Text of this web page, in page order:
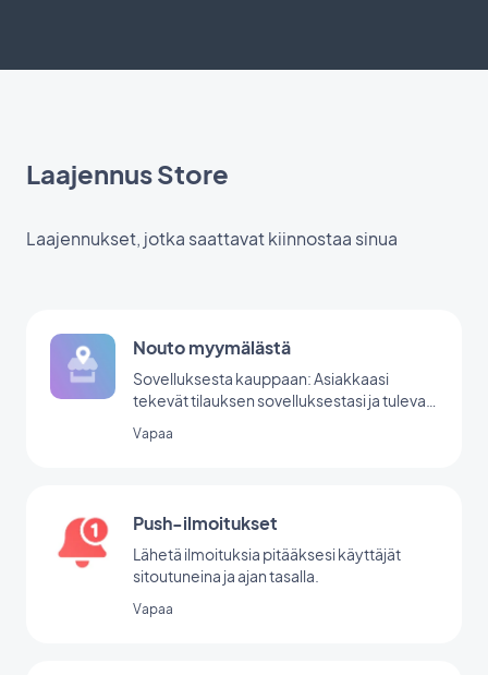
Laajennus Store
Laajennukset, jotka saattavat kiinnostaa sinua
Nouto myymälästä
Sovelluksesta kauppaan: Asiakkaasi
tekevät tilauksen sovelluksestasi ja tulevat
Vapaa
Push-ilmoitukset
Lähetä ilmoituksia pitääksesi käyttäjät
sitoutuneina ja ajan tasalla.
Vapaa